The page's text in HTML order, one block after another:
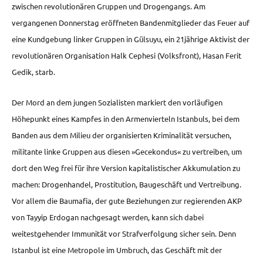
zwischen revolutionären Gruppen und Drogengangs. Am
vergangenen Donnerstag eröffneten Bandenmitglieder das Feuer auf
eine Kundgebung linker Gruppen in Gülsuyu, ein 21jährige Aktivist der
revolutionären Organisation Halk Cephesi (Volksfront), Hasan Ferit
Gedik, starb.
Der Mord an dem jungen Sozialisten markiert den vorläufigen
Höhepunkt eines Kampfes in den Armenvierteln Istanbuls, bei dem
Banden aus dem Milieu der organisierten Kriminalität versuchen,
militante linke Gruppen aus diesen »Gecekondus« zu vertreiben, um
dort den Weg frei für ihre Version kapitalistischer Akkumulation zu
machen: Drogenhandel, Prostitution, Baugeschäft und Vertreibung.
Vor allem die Baumafia, der gute Beziehungen zur regierenden AKP
von Tayyip Erdogan nachgesagt werden, kann sich dabei
weitestgehender Immunität vor Strafverfolgung sicher sein. Denn
Istanbul ist eine Metropole im Umbruch, das Geschäft mit der